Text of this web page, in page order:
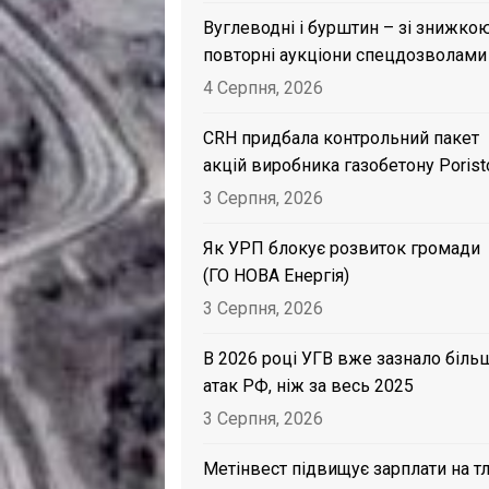
Вуглеводні і бурштин – зі
повторні аукціони спецдозволами
4 Серпня, 2026
CRH придбала контрольний пакет
акцій виробника газобетону
3 Серпня, 2026
Як УРП блокує розвиток громади
(ГО НОВА Енергія)
3 Серпня, 2026
В 2026 році УГВ вже зазнало
атак РФ, ніж за весь 2025
3 Серпня, 2026
Метінвест підвищує зарплати на